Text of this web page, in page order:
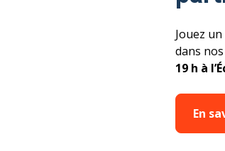
Jouez
dans
19 h à
En